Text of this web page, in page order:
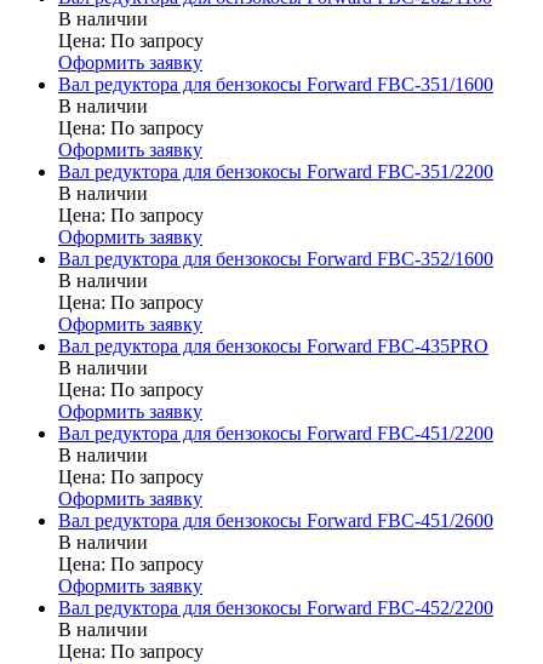
В наличии
Цена: По запросу
Оформить заявку
Вал редуктора для бензокосы Forward FBC-351/1600
В наличии
Цена: По запросу
Оформить заявку
Вал редуктора для бензокосы Forward FBC-351/2200
В наличии
Цена: По запросу
Оформить заявку
Вал редуктора для бензокосы Forward FBC-352/1600
В наличии
Цена: По запросу
Оформить заявку
Вал редуктора для бензокосы Forward FBC-435PRO
В наличии
Цена: По запросу
Оформить заявку
Вал редуктора для бензокосы Forward FBC-451/2200
В наличии
Цена: По запросу
Оформить заявку
Вал редуктора для бензокосы Forward FBC-451/2600
В наличии
Цена: По запросу
Оформить заявку
Вал редуктора для бензокосы Forward FBC-452/2200
В наличии
Цена: По запросу